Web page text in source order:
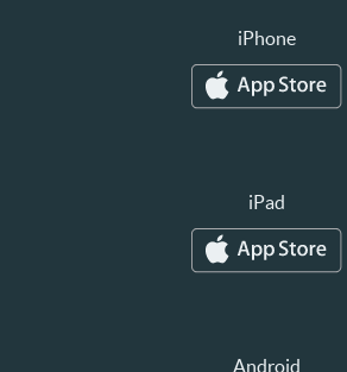
iPhone
iPad
Android